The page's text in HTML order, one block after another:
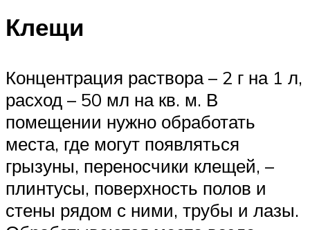
Клещи
Концентрация раствора – 2 г на 1 л,
расход – 50 мл на кв. м. В
помещении нужно обработать
места, где могут появляться
грызуны, переносчики клещей, –
плинтусы, поверхность полов и
стены рядом с ними, трубы и лазы.